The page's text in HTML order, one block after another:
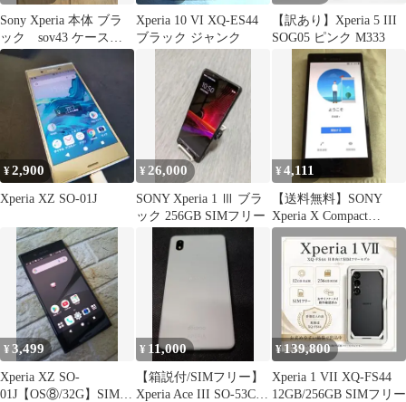
Sony Xperia 本体 ブラ
ック sov43 ケース付
き
Xperia 10 VI XQ-ES44
ブラック ジャンク
【訳あり】Xperia 5 III
SOG05 ピンク M333
¥2,900
Xperia XZ SO-01J
¥ 26,000
SONY Xperia 1 Ⅲ ブラ
ック 256GB SIMフリー
¥4,111
【送料無料】SONY
Xperia X Compact
docomo スマホ
¥3,499
Xperia XZ SO-
01J【OS⑧/32G】SIMフ
¥ 11,000
【箱説付/SIMフリー】
Xperia Ace III SO-53C
¥139,800
Xperia 1 VII XQ-FS44
12GB/256GB SIMフリー